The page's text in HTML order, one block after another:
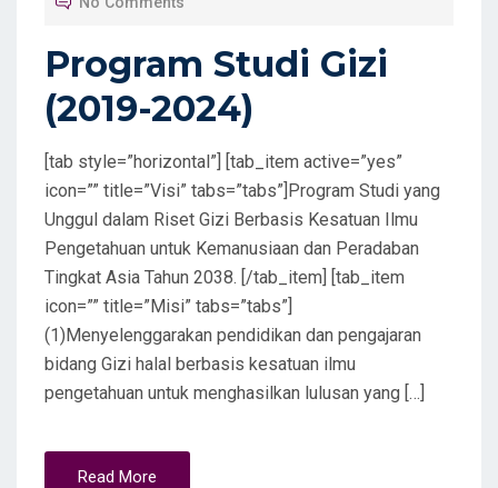
O
N
Program Studi Gizi
(2019-2024)
[tab style=”horizontal”] [tab_item active=”yes”
icon=”” title=”Visi” tabs=”tabs”]Program Studi yang
Unggul dalam Riset Gizi Berbasis Kesatuan Ilmu
Pengetahuan untuk Kemanusiaan dan Peradaban
Tingkat Asia Tahun 2038. [/tab_item] [tab_item
icon=”” title=”Misi” tabs=”tabs”]
(1)Menyelenggarakan pendidikan dan pengajaran
bidang Gizi halal berbasis kesatuan ilmu
pengetahuan untuk menghasilkan lulusan yang […]
Read More